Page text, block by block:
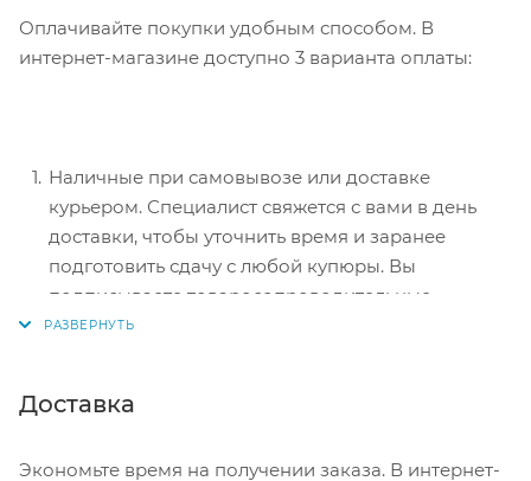
Оплачивайте покупки удобным способом. В
интернет-магазине доступно 3 варианта оплаты:
Наличные при самовывозе или доставке
курьером. Специалист свяжется с вами в день
доставки, чтобы уточнить время и заранее
подготовить сдачу с любой купюры. Вы
подписываете товаросопроводительные
документы, вносите денежные средства,
Доставка
Экономьте время на получении заказа. В интернет-